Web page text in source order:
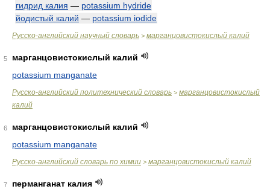
гидрид калия — potassium hydride
йодистый калий — potassium iodide
Русско-английский научный словарь > марганцовистокислый калий
5
марганцовистокислый калий
potassium manganate
Русско-английский политехнический словарь > марганцовистокислый
калий
6
марганцовистокислый калий
potassium manganate
Русско-английский словарь по химии > марганцовистокислый калий
7
перманганат калия